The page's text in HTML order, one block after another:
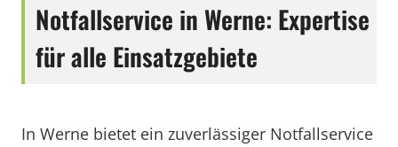
Notfallservice in Werne: Expertise
für alle Einsatzgebiete
In Werne bietet ein zuverlässiger Notfallservice